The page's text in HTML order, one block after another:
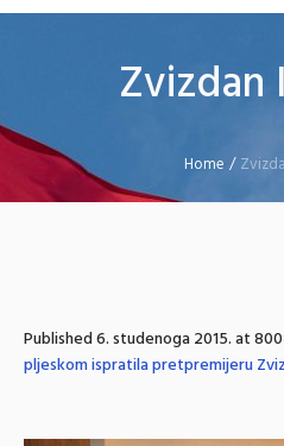
Zvizdan
Home /
Published6. studenoga 2015.at
pljeskom ispratila pretpremijeru